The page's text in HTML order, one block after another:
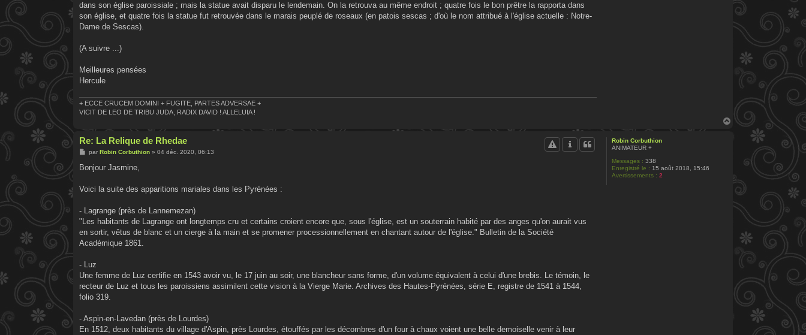
dans son église paroissiale ; mais la statue avait disparu le lendemain. On la retrouva au même endroit ; quatre fois le bon prêtre la rapporta dans
son église, et quatre fois la statue fut retrouvée dans le marais peuplé de roseaux (en patois sescas ; d'où le nom attribué à l'église actuelle : Notre-
Dame de Sescas).
(A suivre ...)
Meilleures pensées
Hercule
+ ECCE CRUCEM DOMINI + FUGITE, PARTES ADVERSAE +
VICIT DE LEO DE TRIBU JUDA, RADIX DAVID ! ALLELUIA !
H
Robin Corbuthion
ANIMATEUR +
Messages : 338
Enregistré le : 15 août 2018, 15:46
Avertissements : 2
Re: La Relique de Rhedae
M
s
g
par Robin Corbuthion» 04 déc. 2020, 06:13
Bonjour Jasmine,
Voici la suite des apparitions mariales dans les Pyrénées :
- Lagrange (près de Lannemezan)
"Les habitants de Lagrange ont longtemps cru et certains croient encore que, sous l'église, est un souterrain habité par des anges qu'on aurait vus
en sortir, vêtus de blanc et un cierge à la main et se promener processionnellement en chantant autour de l'église." Bulletin de la Société
Académique 1861.
- Luz
Une femme de Luz certifie en 1543 avoir vu, le 17 juin au soir, une blancheur sans forme, d'un volume équivalent à celui d'une brebis. Le témoin, le
recteur de Luz et tous les paroissiens assimilent cette vision à la Vierge Marie. Archives des Hautes-Pyrénées, série E, registre de 1541 à 1544,
folio 319.
- Aspin-en-Lavedan (près de Lourdes)
En 1512, deux habitants du village d'Aspin, près Lourdes, étouffés par les décombres d'un four à chaux voient une belle demoiselle venir à leur